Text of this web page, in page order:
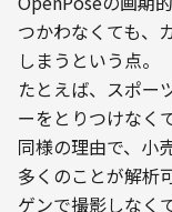
つかわなくても、
しまうという点。
たとえば、スポー
ーをとりつけなく
同様の理由で、小
多くのことが解析
ゲンで撮影しなく